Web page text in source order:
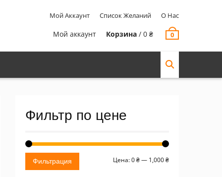
Мой Аккаунт Список Желаний О Нас
Мой аккаунт Корзина / 0 ₴ 0
Фильтр по цене
Минимальная
Максимальная
Фильтрация Цена:0 ₴— 1,000 ₴